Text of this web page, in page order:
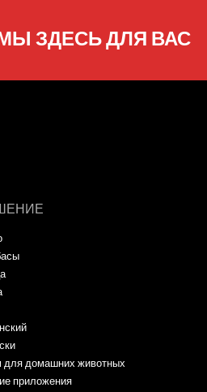
ЗДЕСЬ ДЛЯ ВАС
для домашних животных
приложения